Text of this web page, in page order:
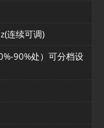
连续可调)
90%处）可分档设